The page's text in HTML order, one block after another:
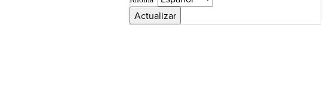
Actualizar